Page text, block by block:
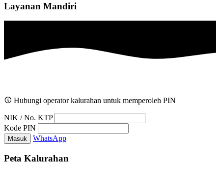
Layanan Mandiri
Hubungi operator kalurahan untuk memperoleh PIN
NIK / No. KTP
Kode PIN
Masuk WhatsApp
Peta Kalurahan